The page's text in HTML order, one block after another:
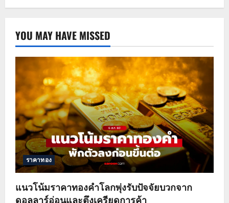
YOU MAY HAVE MISSED
ราคาทอง
แนวโน้มราคาทองคำโลกพุ่งรับปัจจัยบวกจาก
ดอลลาร์อ่อนและตึงเครียดการค้า